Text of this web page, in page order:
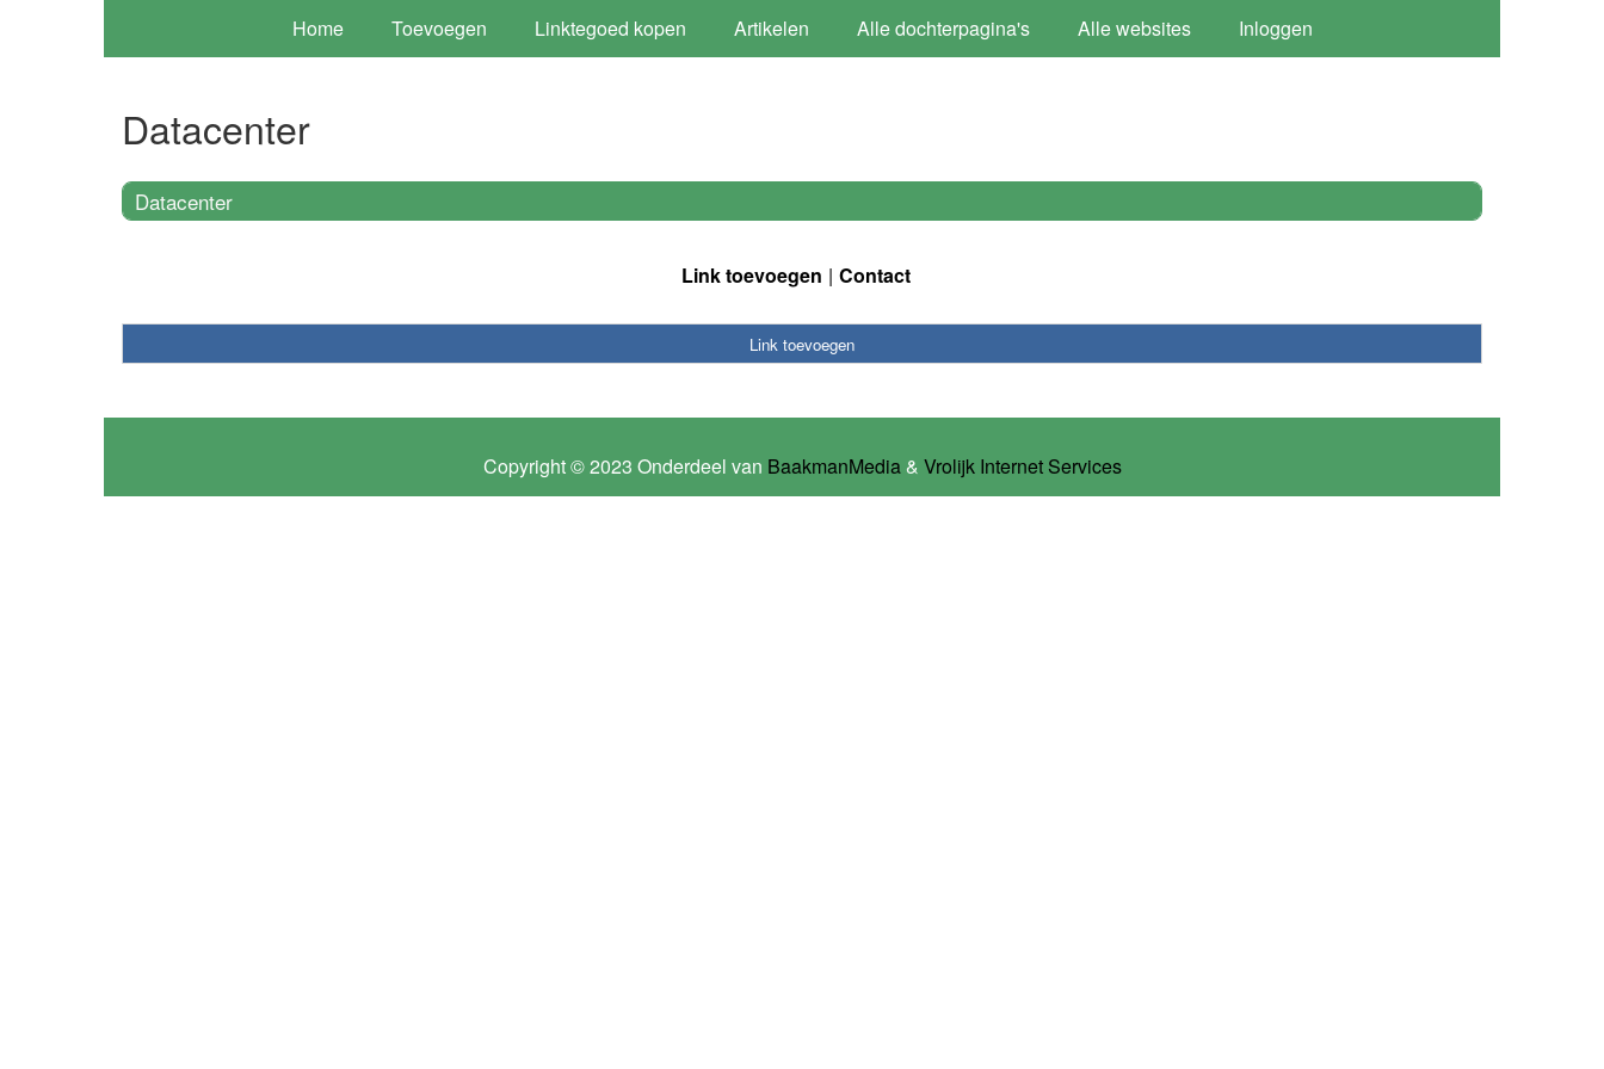
Home Toevoegen Linktegoed kopen Artikelen Alle dochterpagina's Alle websites Inloggen
Datacenter
Datacenter
Link toevoegen Contact
Link toevoegen
Copyright © 2023 Onderdeel van BaakmanMedia& Vrolijk Internet Services